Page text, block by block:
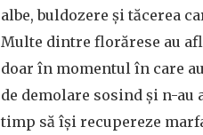
albe, buldozere și tăcerea
Multe dintre florărese au
doar în momentul în care
de demolare sosind și n-au
timp să își recupereze